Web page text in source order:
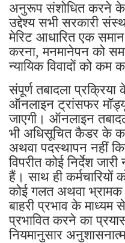
अनुरूप संशोधित करने के
उद्देश्य सभी सरकारी
मेरिट आधारित एक समान
करना, मनमानेपन को
न्यायिक विवादों को कम
संपूर्ण तबादला
ऑनलाइन ट्रांसफर
जाएगी। ऑनलाइन
भी अधिसूचित कैडर के
अथवा पदस्थापन नहीं
विपरीत कोई निर्देश
हैं। साथ ही कर्मचारियों
कोई गलत अथवा भ्रामक
बाहरी प्रभाव के माध्यम
प्रभावित करने का
नियमानुसार